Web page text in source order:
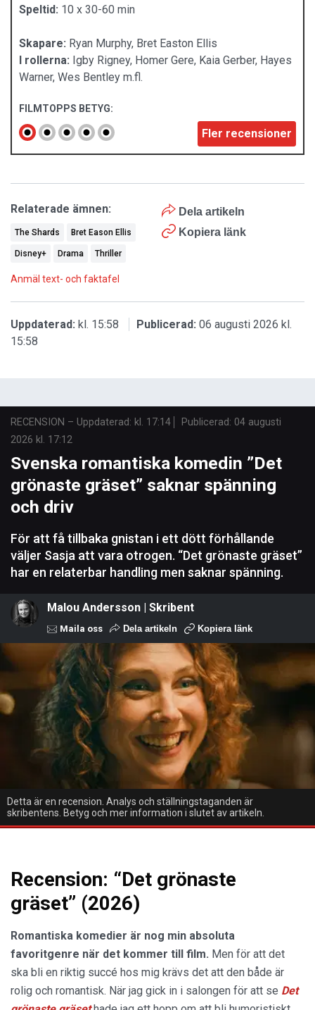
Speltid: 10 x 30-60 min
Skapare: Ryan Murphy, Bret Easton Ellis
I rollerna: Igby Rigney, Homer Gere, Kaia Gerber, Hayes
Warner, Wes Bentley m.fl.
FILMTOPPS BETYG:
Fler recensioner
Dela artikeln
Kopiera länk
Relaterade ämnen:
The Shards Bret Eason Ellis
Disney+ Drama Thriller
Anmäl text- och faktafel
Uppdaterad: kl. 15:58 Publicerad: 06 augusti 2026 kl.
15:58
RECENSION – Uppdaterad: kl. 17:14 Publicerad: 04 augusti
2026 kl. 17:12
Svenska romantiska komedin ”Det
grönaste gräset” saknar spänning
och driv
För att få tillbaka gnistan i ett dött förhållande
väljer Sasja att vara otrogen. “Det grönaste gräset”
har en relaterbar handling men saknar spänning.
Malou Andersson | Skribent
Maila oss Dela artikeln Kopiera länk
Detta är en recension. Analys och ställningstaganden är
skribentens. Betyg och mer information i slutet av artikeln.
Recension: “Det grönaste
gräset” (2026)
Romantiska komedier är nog min absoluta
favoritgenre när det kommer till film. Men för att det
ska bli en riktig succé hos mig krävs det att den både är
rolig och romantisk. När jag gick in i salongen för att se Det